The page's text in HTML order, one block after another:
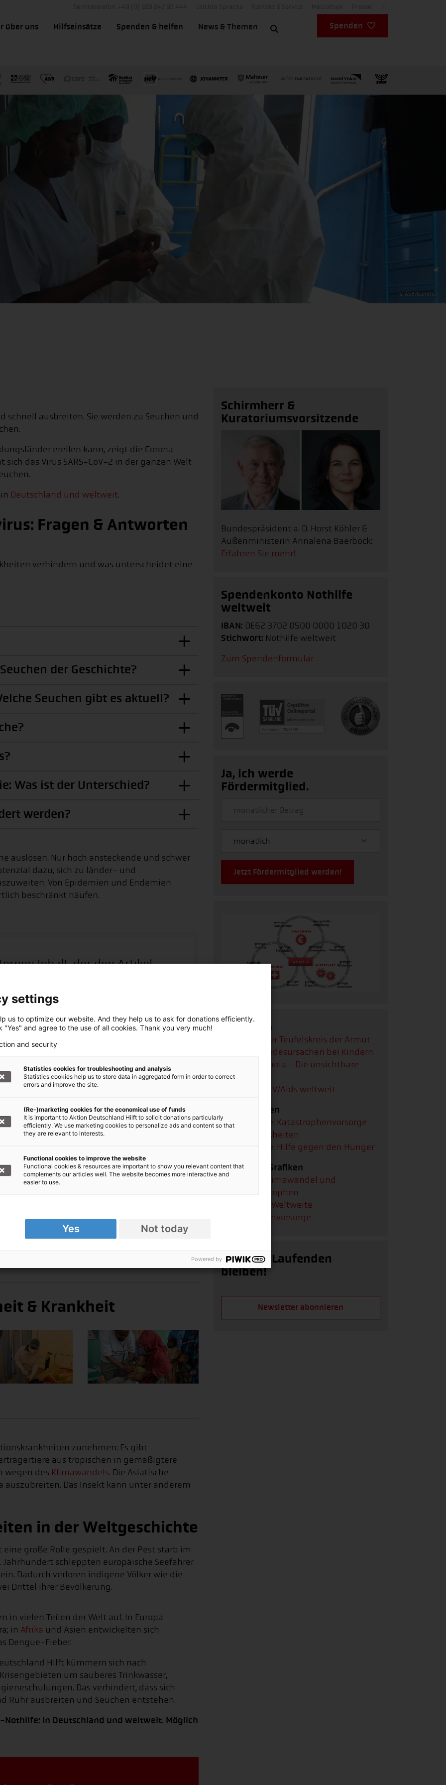
über uns Hilfseinsätze Spenden & helfen News & Themen Spenden
© ASB/Gambia
ausbreiten. Sie werden zu Seuchen und
ereilen kann, zeigt die Corona-
das Virus SARS-CoV-2 in der ganzen Welt
Deutschland und weltweit.
Fragen & Antworten
verhindern und was unterscheidet eine
der Geschichte?
Seuchen gibt es aktuell?
Was ist der Unterschied?
werden?
auslösen. Nur hoch ansteckende und schwer
dazu, sich zu länder- und
Von Epidemien und Endemien
beschränkt häufen.
Inhalt, der den Artikel
externen Inhalt mit einem
ausblenden.
Inhalte angezeigt werden. Damit können
übermittelt werden. Mehr in unserer
Coronavirus und
im Jahr 2020 die ganze Welt in Atem. Das
in keinem Land der Welt immun
Gefahr, dass neue Krankheiten entstehen und
Zeit sind Influenza-Pandemien; etwa die
Diese und andere
Grund: Die Viren verändern sich ständig, so
Grippeart nur schwer fertig wird. Einen
& Krankheit
zunehmen: Es gibt
aus tropischen in gemäßigtere
wegen des Klimawandels. Die Asiatische
auszubreiten. Das Insekt kann unter anderem
in der Weltgeschichte
große Rolle gespielt. An der Pest starb im
schleppten europäische Seefahrer
Dadurch verloren indigene Völker wie die
Drittel ihrer Bevölkerung.
in vielen Teilen der Welt auf. In Europa
in Afrika und Asien entwickelten sich
Dengue-Fieber.
Hilft kümmern sich nach
um sauberes Trinkwasser,
Das verhindert, dass sich
Ruhr ausbreiten und Seuchen entstehen.
in Deutschland und weltweit. Möglich
Schirmherr &
Kuratoriumsvorsitzende
Bundespräsident a. D. Horst Köhler &
Außenministerin Annalena Baerbock:
Erfahren Sie mehr!
Spendenkonto Nothilfe
weltweit
IBAN: DE62 3702 0500 0000 1020 30
Stichwort: Nothilfe weltweit
Zum Spendenformular
Ja, ich werde
Fördermitglied.
Jetzt Fördermitglied werden!
Infografiken
Der Teufelskreis der Armut
Todesursachen bei Kindern
Ebola - Die unsichtbare
Gefahr
HIV/Aids weltweit
Bildergalerien
Bildergalerie: Katastrophenvorsorge
gegen Krankheiten
Bildergalerie: Hilfe gegen den Hunger
Interaktive Grafiken
Infografik:
Klimawandel und
Naturkatastrophen
Weltweite
Katastrophenvorsorge
Auf dem Laufenden
bleiben!
Newsletter abonnieren
settings
us to optimize our website. And they help us to ask for donations efficiently.
"Yes" and agree to the use of all cookies. Thank you very much!
and security
Statistics cookies for troubleshooting and analysis
Statistics cookies help us to store data in aggregated form in order to correct
errors and improve the site.
(Re-)marketing cookies for the economical use of funds
It is important to Aktion Deutschland Hilft to solicit donations particularly
efficiently. We use marketing cookies to personalize ads and content so that
they are relevant to interests.
Functional cookies to improve the website
Functional cookies & resources are important to show you relevant content that
complements our articles well. The website becomes more interactive and
easier to use.
Yes Not today
Powered by